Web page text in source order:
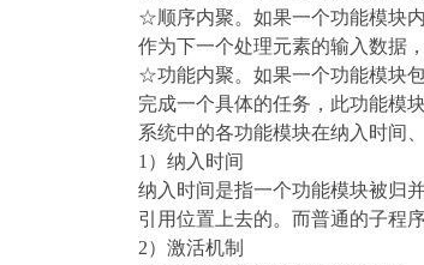
☆顺序内聚。如果一个功能模块
作为下一个处理元素的输入数据
☆功能内聚。如果一个功能模块
完成一个具体的任务，此功能模
系统中的各功能模块在纳入时间
1）纳入时间
纳入时间是指一个功能模块被归
引用位置上去的。而普通的子程
2）激活机制